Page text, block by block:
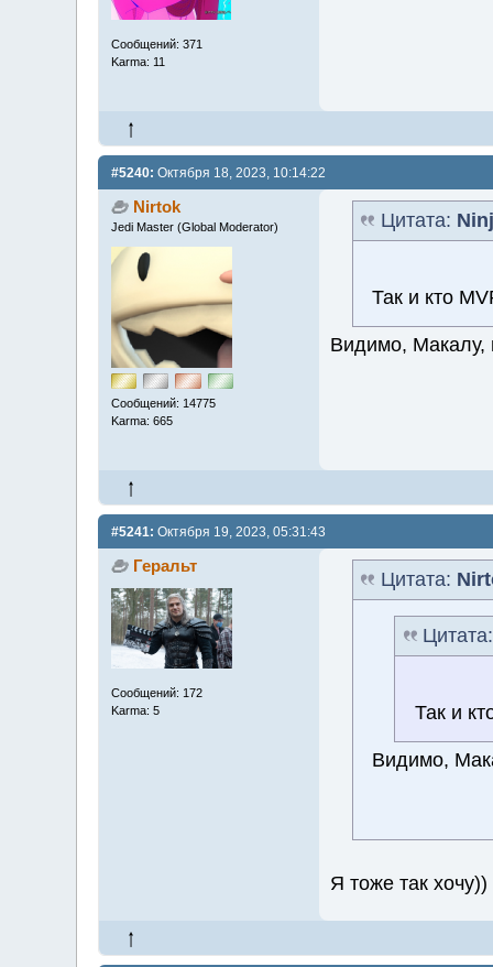
Сообщений: 371
Karma: 11
#5240: Октября 18, 2023, 10:14:22
Nirtok
Jedi Master (Global Moderator)
Сообщений: 14775
Karma: 665
Цитата:
Так и кто
Видимо, Макалу,
#5241: Октября 19, 2023, 05:31:43
Геральт
Сообщений: 172
Karma: 5
Цитата:
Так и
Видимо,
Я тоже так хочу))